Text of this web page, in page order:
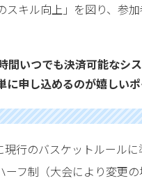
スキル向上」を図り、参
間いつでも決済可能なシ
に申し込めるのが嬉しいポ
現行のバスケットルールに
ーフ制（大会により変更の